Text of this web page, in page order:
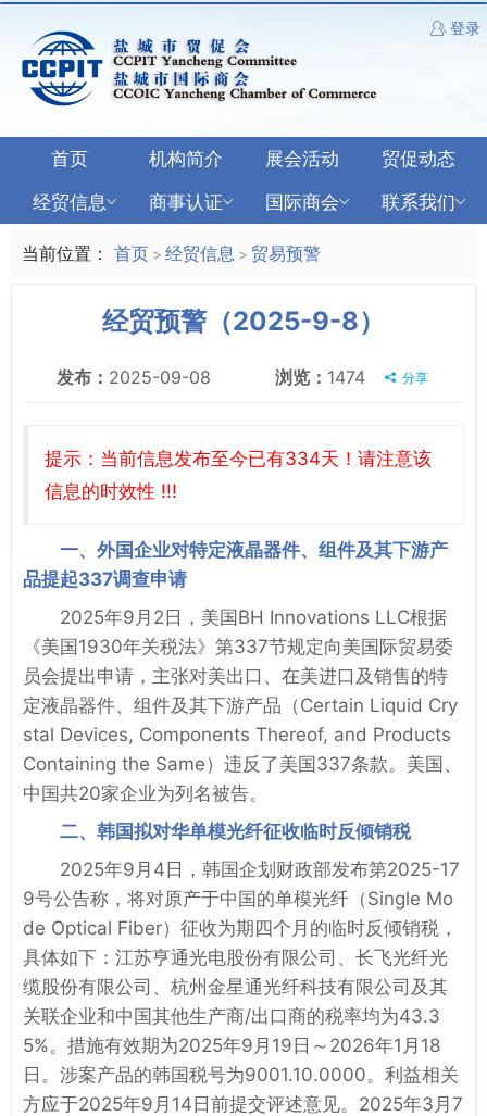
登录
首页 机构简介 展会活动
贸促动态
经贸信息
商事认证 国际商会 联系我们
当前位置： 首页 > 经贸信息 > 贸易预警
经贸预警（2025-9-8）
发布： 2025-09-08 浏览： 1474 分享
提示：当前信息发布至今已有334天！请注意该
信息的时效性 !!!
一、外国企业对特定液晶器件、组件及其下游产
品提起337调查申请
2025年9月2日，美国BH Innovations LLC根据
《美国1930年关税法》第337节规定向美国际贸易委
员会提出申请，主张对美出口、在美进口及销售的特
定液晶器件、组件及其下游产品（Certain Liquid Cry
stal Devices, Components Thereof, and Products
Containing the Same）违反了美国337条款。美国、
中国共20家企业为列名被告。
二、韩国拟对华单模光纤征收临时反倾销税
2025年9月4日，韩国企划财政部发布第2025-17
9号公告称，将对原产于中国的单模光纤（Single Mo
de Optical Fiber）征收为期四个月的临时反倾销税，
具体如下：江苏亨通光电股份有限公司、长飞光纤光
缆股份有限公司、杭州金星通光纤科技有限公司及其
关联企业和中国其他生产商/出口商的税率均为43.3
5%。措施有效期为2025年9月19日～2026年1月18
日。涉案产品的韩国税号为9001.10.0000。利益相关
方应于2025年9月14日前提交评述意见。2025年3月7